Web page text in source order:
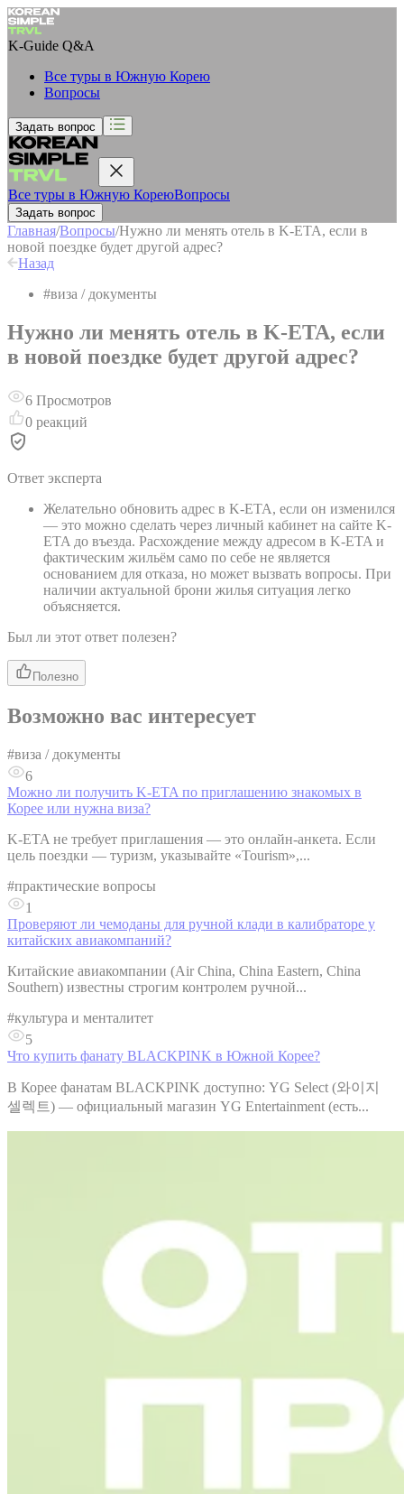
K-Guide Q&A
Все туры в Южную Корею
Вопросы
Задать вопрос
Все туры в Южную КореюВопросы
Задать вопрос
Главная/Вопросы/Нужно ли менять отель в K-ETA, если в
новой поездке будет другой адрес?
Назад
#виза / документы
Нужно ли менять отель в K-ETA, если
в новой поездке будет другой адрес?
6 Просмотров
0 реакций
Ответ эксперта
Желательно обновить адрес в K-ETA, если он изменился
— это можно сделать через личный кабинет на сайте K-
ETA до въезда. Расхождение между адресом в K-ETA и
фактическим жильём само по себе не является
основанием для отказа, но может вызвать вопросы. При
наличии актуальной брони жилья ситуация легко
объясняется.
Был ли этот ответ полезен?
Полезно
Возможно вас интересует
#виза / документы
6
Можно ли получить K-ETA по приглашению знакомых в
Корее или нужна виза?
K-ETA не требует приглашения — это онлайн-анкета. Если
цель поездки — туризм, указывайте «Tourism»,...
#практические вопросы
1
Проверяют ли чемоданы для ручной клади в калибраторе у
китайских авиакомпаний?
Китайские авиакомпании (Air China, China Eastern, China
Southern) известны строгим контролем ручной...
#культура и менталитет
5
Что купить фанату BLACKPINK в Южной Корее?
В Корее фанатам BLACKPINK доступно: YG Select (와이지
셀렉트) — официальный магазин YG Entertainment (есть...